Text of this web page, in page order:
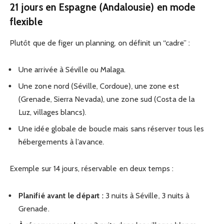
21 jours en Espagne (Andalousie) en mode
flexible
Plutôt que de figer un planning, on définit un “cadre” :
Une arrivée à Séville ou Malaga.
Une zone nord (Séville, Cordoue), une zone est
(Grenade, Sierra Nevada), une zone sud (Costa de la
Luz, villages blancs).
Une idée globale de boucle mais sans réserver tous les
hébergements à l’avance.
Exemple sur 14 jours, réservable en deux temps :
Planifié avant le départ : 3 nuits à Séville, 3 nuits à
Grenade.